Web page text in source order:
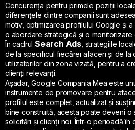
Concurența pentru primele poziții
diferențele dintre companii sunt
motiv, optimizarea profilului Google și
o abordare strategică și o monitorizare
În cadrul Search Ads , strategiile
de la specificul fiecărei afaceri și de la
utilizatorilor din zona vizată, pentru a
clienți relevanți.
Așadar, Google Compania Mea este
instrumente de promovare pentru
profilul este complet, actualizat și
bine construită, acesta poate deveni o
solicitări și clienți noi. Într-o perioadă în